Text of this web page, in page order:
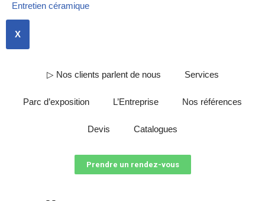
Entretien céramique
X
▷ Nos clients parlent de nous Services
Parc d’exposition L’Entreprise Nos références
Devis Catalogues
Prendre un rendez-vous